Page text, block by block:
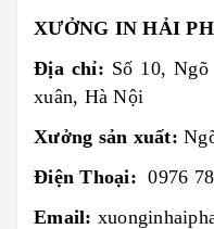
XƯỞNG IN HẢI
Địa chỉ: Số 10,
xuân, Hà Nội
Xưởng sản xuất:
Điện Thoại: 0976
Email: